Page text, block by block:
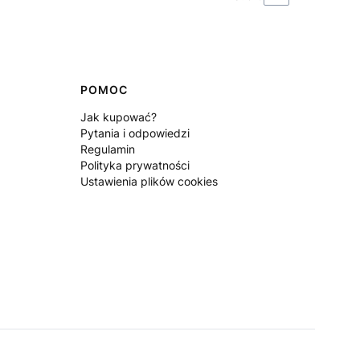
POMOC
Jak kupować?
Pytania i odpowiedzi
Regulamin
Polityka prywatności
Ustawienia plików cookies